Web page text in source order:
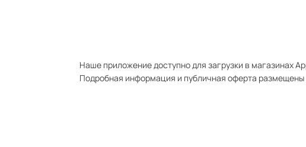
Наше приложение доступно для загрузки в магазинах
Подробная информация и публичная оферта